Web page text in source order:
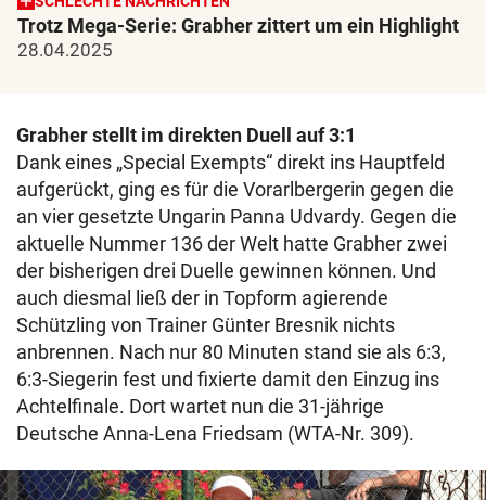
Trotz Mega-Serie: Grabher zittert um ein Highlight
28.04.2025
Grabher stellt im direkten Duell auf 3:1
Dank eines „Special Exempts“ direkt ins Hauptfeld
aufgerückt, ging es für die Vorarlbergerin gegen die
an vier gesetzte Ungarin Panna Udvardy. Gegen die
aktuelle Nummer 136 der Welt hatte Grabher zwei
der bisherigen drei Duelle gewinnen können. Und
auch diesmal ließ der in Topform agierende
Schützling von Trainer Günter Bresnik nichts
anbrennen. Nach nur 80 Minuten stand sie als 6:3,
6:3-Siegerin fest und fixierte damit den Einzug ins
Achtelfinale. Dort wartet nun die 31-jährige
Deutsche Anna-Lena Friedsam (WTA-Nr. 309).